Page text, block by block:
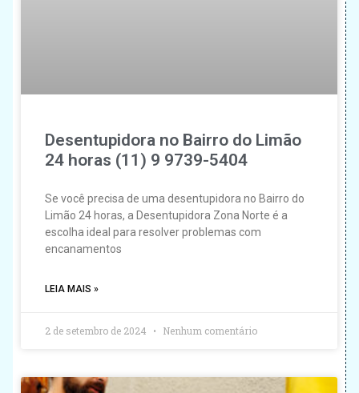
Desentupidora no Bairro do Limão
24 horas (11) 9 9739-5404
Se você precisa de uma desentupidora no Bairro do
Limão 24 horas, a Desentupidora Zona Norte é a
escolha ideal para resolver problemas com
encanamentos
LEIA MAIS »
2 de setembro de 2024 Nenhum comentário